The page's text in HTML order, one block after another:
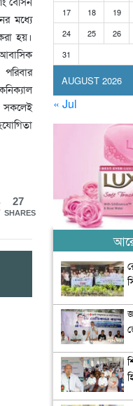
মধ্যে
হয়।
সকলেই
27
SHARES
AUGUST 2026
17
18 19
24
25 26
31
« Jul